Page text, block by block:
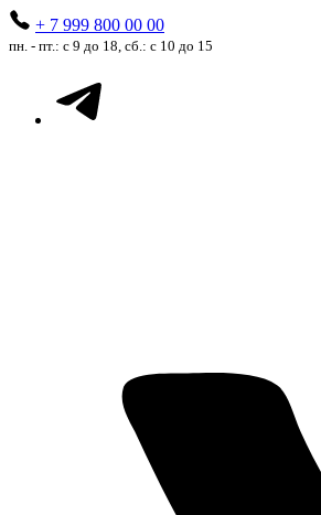
+ 7 999 800 00 00
пн. - пт.: с 9 до 18, сб.: с 10 до 15